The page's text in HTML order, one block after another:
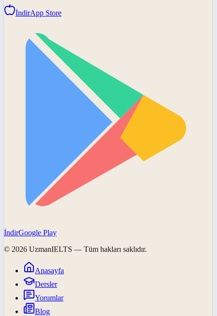
İndirApp Store
İndirGoogle Play
© 2026 UzmanIELTS — Tüm hakları saklıdır.
Anasayfa
Dersler
Yorumlar
Blog